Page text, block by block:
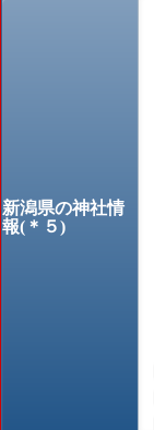
新潟県の神社情
報(＊５)